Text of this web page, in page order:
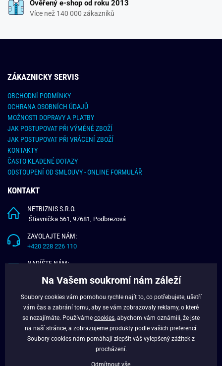
Ověřený e-shop od roku 2013
Více než 140 000 zákazníků
ZÁKAZNICKY SERVIS
OBCHODNÍ PODMÍNKY
OCHRANA OSOBNÍCH ÚDAJŮ
MOŽNOSTI DOPRAVY A PLATBY
JAK POSTUPOVAT PŘI VÝMĚNĚ ZBOŽÍ
JAK POSTUPOVAT PŘI VRÁCENÍ ZBOŽÍ
KONTAKTY
ČASTO KLADENÉ DOTAZY
ODSTOUPENÍ OD SMLOUVY - ONLINE FORMULÁŘ
KONTAKT
NETBIZNIS S.R.O.
Štiavnička 561, 97681, Podbrezová
ZAVOLAJTE NÁM:
+420 228 226 110
NAPÍŠTE NÁM:
O NÁS
VĚRNOSTNÍ PROGRAM
Na Vašem soukromí nám záleží
Soubory cookies vám pomohou rychle najít to, co potřebujete, ušetří
vám čas a zabrání tomu, aby se vám zobrazovaly reklamy, o které
se nezajímáte. Používáme cookies , abychom vám oznámili, že jste
na naší stránce, a zobrazujeme produkty podle vašich preferencí.
Soubory cookies nám pomáhají zlepšit váš vylepšený zážitek z
procházení.
Odmítnout vše